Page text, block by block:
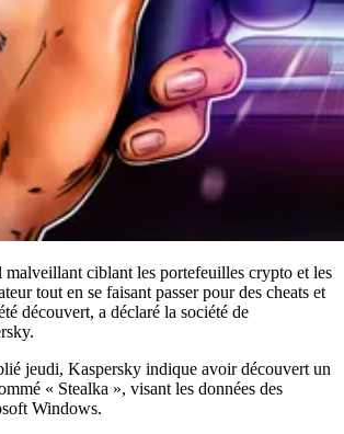
ciblant les portefeuilles crypto et les
tout en se faisant passer pour des cheats et
découvert, a déclaré la société de
jeudi, Kaspersky indique avoir découvert un
« Stealka », visant les données des
Windows.